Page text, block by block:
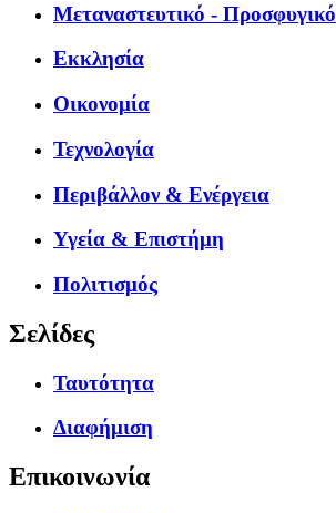
Μεταναστευτικό - Προσφυγικό
Εκκλησία
Οικονομία
Τεχνολογία
Περιβάλλον & Ενέργεια
Υγεία & Επιστήμη
Πολιτισμός
Σελίδες
Ταυτότητα
Διαφήμιση
Επικοινωνία